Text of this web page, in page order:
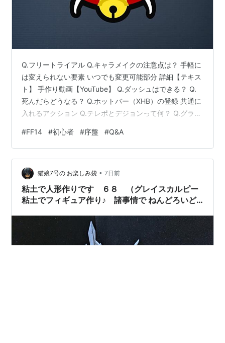
Q.フリートライアル Q.キャラメイクの注意点は？ 手軽に
は変えられない要素 いつでも変更可能部分 詳細【テキス
ト】 手作り動画【YouTube】 Q.ダッシュはできる？ Q.
死んだらどうなる？ Q.ホットバー（XHB）の登録 共通に
入れるアクション Q.テレポとデジョンって何？ Q.グラン
優先度は？ Q.FATE（フェイト）って何？ Q.チョコボ ①
チョコボに乗る ②バディとして共に戦う Q.ミニマップ
を北固定にしたいです Q.リテイナー リテイナーの職業は
かなり重要です Q.クラスの切り替え Q.オンラインプレイ
は必須？ Q.ゴールドソ…
#FF14 #初心者 #序盤 #Q&A
猫娘7号の お楽しみ袋 • 7日前
粘土で人形作りです ６８ （グレイスカルピー
粘土でフィギュア作り♪ 諸事情で ねんどろいど
ナルファンタジー１４★